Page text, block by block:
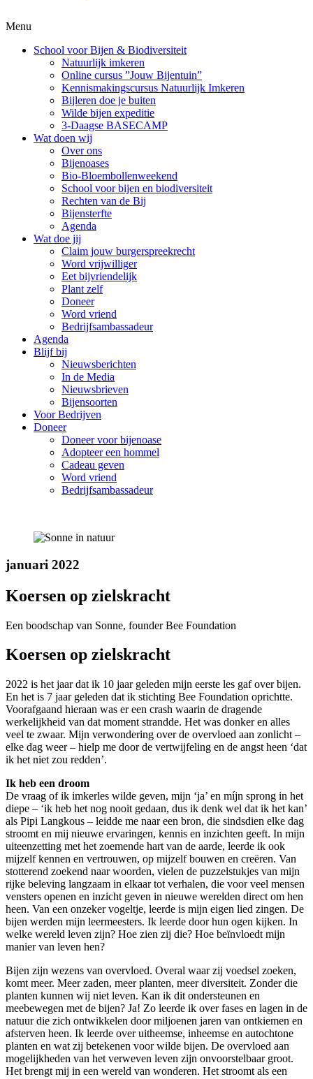
Menu
School voor Bijen & Biodiversiteit
Natuurlijk imkeren
Online cursus ”Jouw Bijentuin”
Kennismakingscursus Natuurlijk Imkeren
Bijleren doe je buiten
Wilde bijen expeditie
3-Daagse BASECAMP
Wat doen wij
Over ons
Bijenoases
Bio-Bloembollenweekend
School voor bijen en biodiversiteit
Rechten van de Bij
Bijensterfte
Agenda
Wat doe jij
Claim jouw burgerspreekrecht
Word vrijwilliger
Eet bijvriendelijk
Plant zelf
Doneer
Word vriend
Bedrijfsambassadeur
Agenda
Blijf bij
Nieuwsberichten
In de Media
Nieuwsbrieven
Bijensoorten
Voor Bedrijven
Doneer
Doneer voor bijenoase
Adopteer een hommel
Cadeau geven
Word vriend
Bedrijfsambassadeur
januari 2022
Koersen op zielskracht
Een boodschap van Sonne, founder Bee Foundation
Koersen op zielskracht
2022 is het jaar dat ik 10 jaar geleden mijn eerste les gaf over bijen.
En het is 7 jaar geleden dat ik stichting Bee Foundation oprichtte.
Voorafgaand hieraan was er een crash waarin de dragende
werkelijkheid van dat moment strandde. Het was donker en alles
veel te zwaar. Mijn verwondering over de overvloed aan zonlicht –
elke dag weer – hielp me door de vertwijfeling en de angst heen ‘dat
ik het niet zou redden’.
Ik heb een droom
De vraag of ik imkerles wilde geven, mijn ‘ja’ en míjn sprong in het
diepe – ‘ik heb het nog nooit gedaan, dus ik denk wel dat ik het kan’
als Pipi Langkous – leidde me naar een bron, die sindsdien elke dag
stroomt en mij nieuwe ervaringen, kennis en inzichten geeft. In mijn
uiteenzetting met het zoemende hart van de aarde, leerde ik ook
mijzelf kennen en vertrouwen, op mijzelf bouwen en creëren. Van
stotterend zoekend naar woorden, vielen de puzzelstukjes van mijn
rijke beleving langzaam in elkaar tot verhalen, die voor veel mensen
vensters openen en inzicht geven in nieuwe werelden direct om hen
heen. Van een onzeker vogeltje, leerde is mijn eigen lied zingen. De
bijen werden mijn leermeesters. Ik leerde door hun ogen kijken. In
welke wereld leven zijn? Hoe zien zij die? Hoe beïnvloedt mijn
manier van leven hen?
Bijen zijn wezens van overvloed. Overal waar zij voedsel zoeken,
komt meer. Meer zaden, meer planten, meer diversiteit. Zonder die
planten kunnen wij niet leven. Kan ik dit ondersteunen en
meebewegen met de bijen? Ja! Zo leerde ik over fases en lagen in de
natuur die zich ontwikkelen door miljoenen jaren van ontkiemen en
afsterven heen. Ik leerde over uitheemse, inheemse en autochtone
planten en wat zij betekenen voor wilde bijen. De overvloed aan
mogelijkheden van het verweven leven zijn onvoorstelbaar groot.
Het brengt mij in een wereld van wonderen. Het stroomt als een